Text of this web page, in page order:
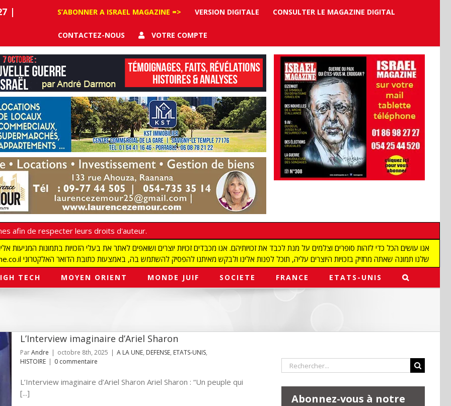
|
S’ABONNER A ISRAEL MAGAZINE => VERSION DIGITALE CONSULTER LE MAGAZINE DIGITAL
CONTACTEZ-NOUS VOTRE COMPTE
afin de respecter leurs droits d'auteur.
redaction@israelmagazine.co.il שלנו תמונה שאתה מחזיק בזכויות היוצרים עליה, תוכל לפנות אלינו ולבקש מאיתנו להפסיק להשתמש בה, באמצעות כתובת הדואר האלקטרוני
TECH MOYEN ORIENT MONDE JUIF SOCIETE FRANCE ETATS-UNIS
L’Interview imaginaire d’Ariel Sharon
ParAndre | octobre 8th, 2025 | A LA UNE, DEFENSE, ETATS-UNIS,
HISTOIRE | 0 commentaire
L’Interview imaginaire d’Ariel Sharon Ariel Sharon : “Un peuple qui
[...]
Rechercher:
Abonnez-vous à notre